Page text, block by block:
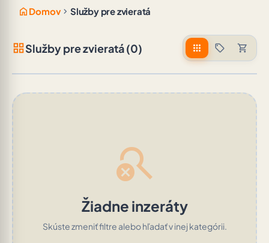
home Domov chevron_right Služby pre zvieratá
grid_viewSlužby pre zvieratá (0) apps sell shopping_cart
search_off
Žiadne inzeráty
Skúste zmeniť filtre alebo hľadať v inej kategórii.